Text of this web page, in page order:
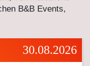
B&B Events,
30.08.2026